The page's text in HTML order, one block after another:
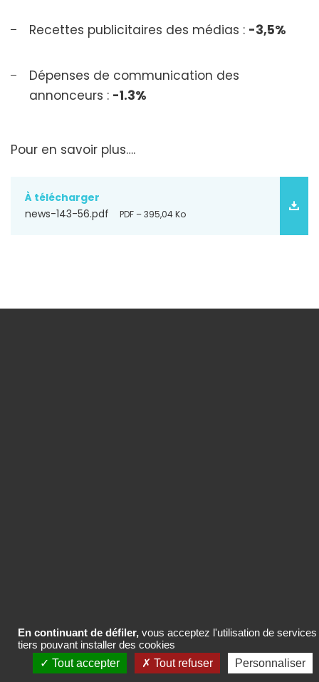
Recettes publicitaires des médias : -3,5%
Dépenses de communication des
annonceurs : -1.3%
Pour en savoir plus….
À télécharger
news-143-56.pdf
PDF – 395,04 Ko
En continuant de défiler, vous acceptez l'utilisation de services
tiers pouvant installer des cookies
Tout accepter
Tout refuser Personnaliser